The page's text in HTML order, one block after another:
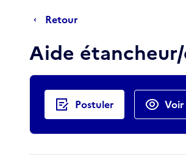
Retour
Aide
Actions rapides
Postuler